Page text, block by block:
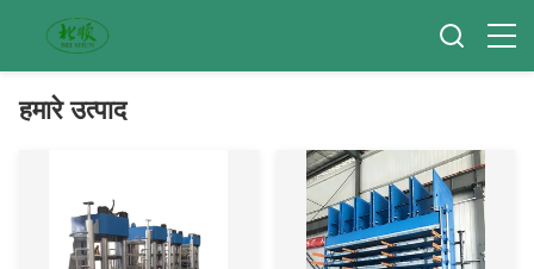
हमारे उत्पाद